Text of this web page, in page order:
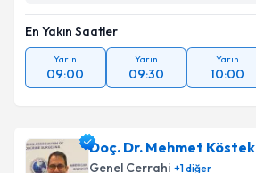
En Yakın Saatler
Yarın
09:00
Yarın
09:30
Yarın
10:00
Doç. Dr. Mehmet Köstek
Genel Cerrahi +1diğer